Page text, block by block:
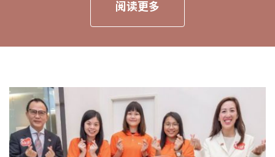
阅读更多
Page Page Page Page Page